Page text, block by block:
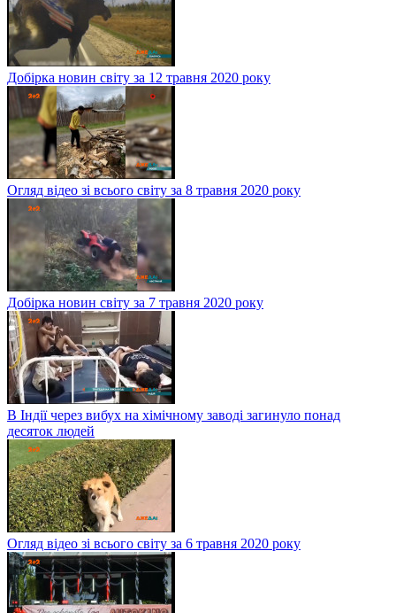
Добірка новин світу за 12 травня 2020 року
Огляд відео зі всього світу за 8 травня 2020 року
Добірка новин світу за 7 травня 2020 року
В Індії через вибух на хімічному заводі загинуло понад
десяток людей
Огляд відео зі всього світу за 6 травня 2020 року